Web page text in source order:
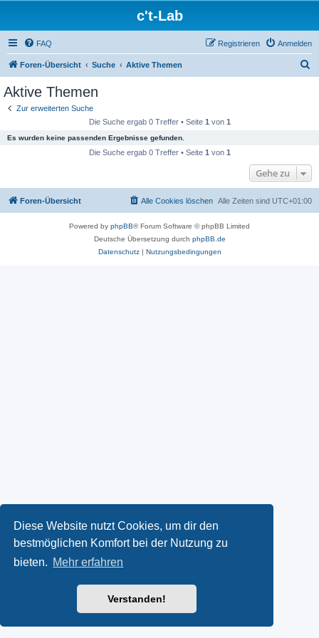
Diese Website nutzt Cookies, um dir den
bestmöglichen Komfort bei der Nutzung zu
bieten. Mehr erfahren
Verstanden!
c't-Lab
FAQ Anmelden
Registrieren
Foren-Übersicht Suche Aktive Themen
Aktive Themen
Zur erweiterten Suche
Die Suche ergab 0 Treffer • Seite 1 von 1
Es wurden keine passenden Ergebnisse gefunden.
Die Suche ergab 0 Treffer • Seite 1 von 1
Gehe zu
Foren-Übersicht Alle Zeiten sind UTC+01:00
Alle Cookies löschen
Powered by phpBB® Forum Software © phpBB Limited
Deutsche Übersetzung durch phpBB.de
Datenschutz| Nutzungsbedingungen